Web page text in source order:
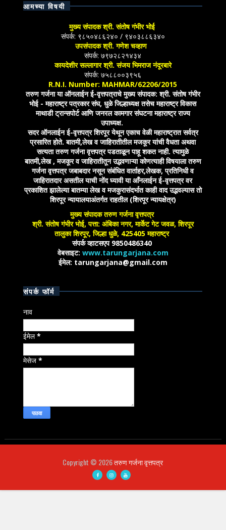
आमच्या विषयी
मुख्य संपादक श्री. संतोष गंभीर भोई
संपर्क: ९८५०४८६२४० / ९४०३८८६३४०
उपसंपादक श्री. गणेश चव्हाण
संपर्क: ७९७२८२१४३४
कायदेशीर सल्लागार श्री. संजय भिमराज नंदूरबारे
संपर्क: ७५८८००३९५६
R.N.I. Number: MAHMAR/62206/2015
तरुण गर्जना या ऑनलाईन ई-वृत्तपत्राचे मुख्य संपादक: श्री. संतोष गंभीर
भोई - महाराष्ट्र पत्रकार संघ, धुळे जिल्हाध्यक्ष तसेच महाराष्ट्र विकास
माथाडी ट्रान्सपोर्ट आणि जनरल कामगार संघटना महाराष्ट्र राज्य
उपाध्यक्ष.
सदर ऑनलाईन ई-वृत्तपत्र शिरपूर येथून एकाच वेळी महाराष्ट्रात सर्वत्र
प्रसारित होते. बातमी,लेख व जाहिरातीतील मजकूर यांची वैधता अथवा
सत्यता तरुण गर्जना वृत्तपत्र पडताळून पाहू शकत नाही. त्यामुळे
बातमी,लेख , मजकूर व जाहिरातीतून उद्भवणाऱ्या कोणत्याही विषयाला तरुण
गर्जना वृत्तपत्र जबाबदार नसून संबंधित वार्ताहर,लेखक, प्रतिनिधी व
जाहिरातदार असतील याची नोंद घ्यावी या आँनलाईन ई-वृत्तपत्र वर
प्रकाशित झालेल्या बातम्या लेख व मजकुरासंदर्भात काही वाद उद्भवल्यास तो
शिरपूर न्यायालयाअंतर्गत राहतील (शिरपूर न्यायक्षेत्र)
मुख्य संपादक तरुण गर्जना वृत्तपत्र
श्री. संतोष गंभीर भोई, पत्ता: अंबिका नगर, मार्केट गेट जवळ, शिरपूर
तालुका शिरपूर, जिल्हा धुळे, 425405 महाराष्ट्र
संपर्क व्हाटसएप 9850486340
वेबसाइट: www.tarungarjana.com
ईमेल: tarungarjana@gmail.com
संपर्क फॉर्म
नाव
ईमेल*
मेसेज*
Copyright © 2026तरुण गर्जना वृत्तपत्र